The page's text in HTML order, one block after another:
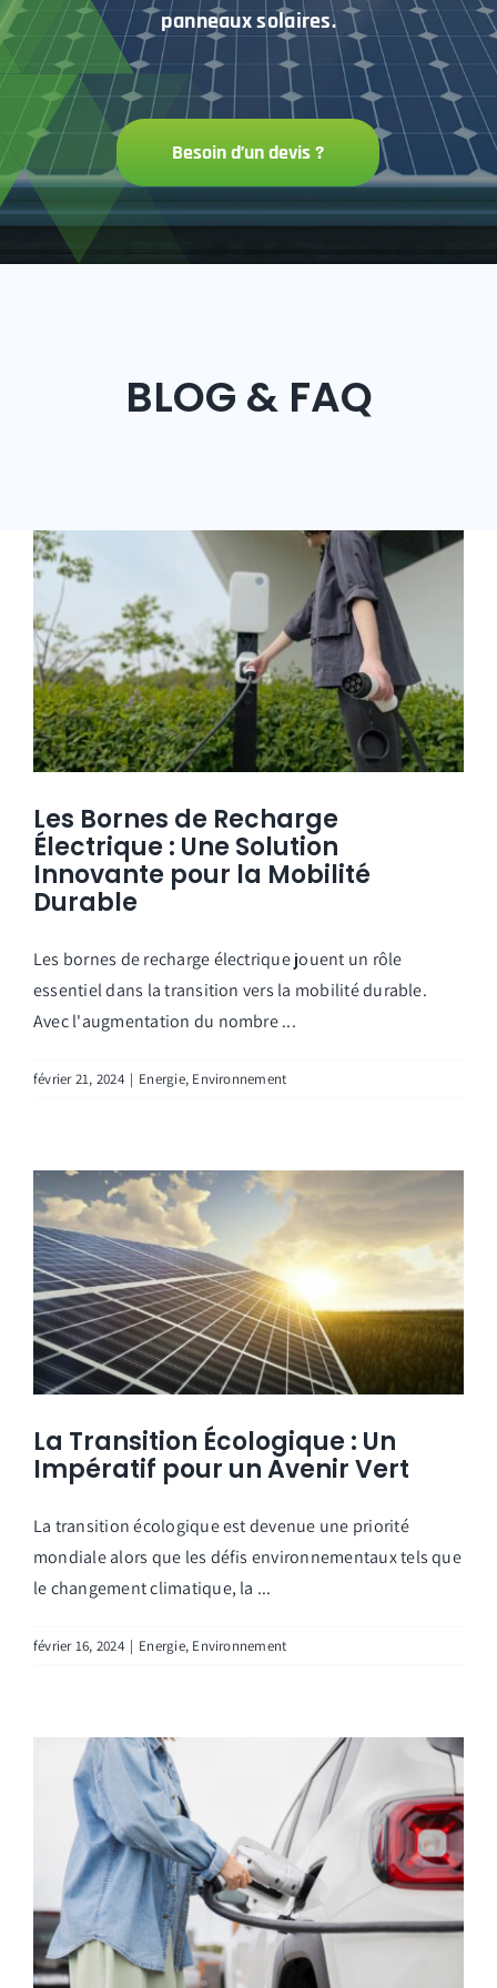
panneaux solaires.
Besoin d’un devis ?
BLOG & FAQ
Les Bornes de Recharge
Électrique : Une Solution
Innovante pour la Mobilité
Durable
Les bornes de recharge électrique jouent un rôle
essentiel dans la transition vers la mobilité durable.
Avec l'augmentation du nombre ...
février 21, 2024 | Energie, Environnement
La Transition Écologique : Un
Impératif pour un Avenir Vert
La transition écologique est devenue une priorité
mondiale alors que les défis environnementaux tels que
le changement climatique, la ...
février 16, 2024 | Energie, Environnement